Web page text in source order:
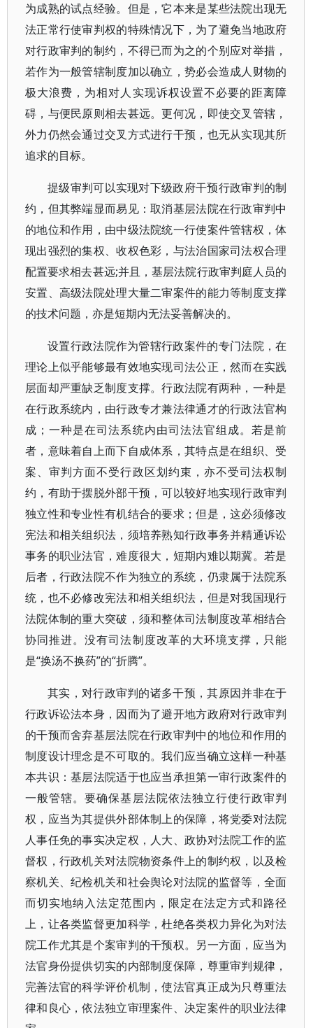
为成熟的试点经验。但是，它本来是某些法院出现无
法正常行使审判权的特殊情况下，为了避免当地政府
对行政审判的制约，不得已而为之的个别应对举措，
若作为一般管辖制度加以确立，势必会造成人财物的
极大浪费，为相对人实现诉权设置不必要的距离障
碍，与便民原则相去甚远。更何况，即使交叉管辖，
外力仍然会通过交叉方式进行干预，也无从实现其所
追求的目标。
提级审判可以实现对下级政府干预行政审判的制
约，但其弊端显而易见：取消基层法院在行政审判中
的地位和作用，由中级法院统一行使案件管辖权，体
现出强烈的集权、收权色彩，与法治国家司法权合理
配置要求相去甚远;并且，基层法院行政审判庭人员的
安置、高级法院处理大量二审案件的能力等制度支撑
的技术问题，亦是短期内无法妥善解决的。
设置行政法院作为管辖行政案件的专门法院，在
理论上似乎能够最有效地实现司法公正，然而在实践
层面却严重缺乏制度支撑。行政法院有两种，一种是
在行政系统内，由行政专才兼法律通才的行政法官构
成；一种是在司法系统内由司法法官组成。若是前
者，意味着自上而下自成体系，其特点是在组织、受
案、审判方面不受行政区划约束，亦不受司法权制
约，有助于摆脱外部干预，可以较好地实现行政审判
独立性和专业性有机结合的要求；但是，这必须修改
宪法和相关组织法，须培养熟知行政事务并精通诉讼
事务的职业法官，难度很大，短期内难以期冀。若是
后者，行政法院不作为独立的系统，仍隶属于法院系
统，也不必修改宪法和相关组织法，但是对我国现行
法院体制的重大突破，须和整体司法制度改革相结合
协同推进。没有司法制度改革的大环境支撑，只能
是“换汤不换药”的“折腾”。
其实，对行政审判的诸多干预，其原因并非在于
行政诉讼法本身，因而为了避开地方政府对行政审判
的干预而舍弃基层法院在行政审判中的地位和作用的
制度设计理念是不可取的。我们应当确立这样一种基
本共识：基层法院适于也应当承担第一审行政案件的
一般管辖。要确保基层法院依法独立行使行政审判
权，应当为其提供外部体制上的保障，将党委对法院
人事任免的事实决定权，人大、政协对法院工作的监
督权，行政机关对法院物资条件上的制约权，以及检
察机关、纪检机关和社会舆论对法院的监督等，全面
而切实地纳入法定范围内，限定在法定方式和路径
上，让各类监督更加科学，杜绝各类权力异化为对法
院工作尤其是个案审判的干预权。另一方面，应当为
法官身份提供切实的内部制度保障，尊重审判规律，
完善法官的科学评价机制，使法官真正成为只尊重法
律和良心，依法独立审理案件、决定案件的职业法律